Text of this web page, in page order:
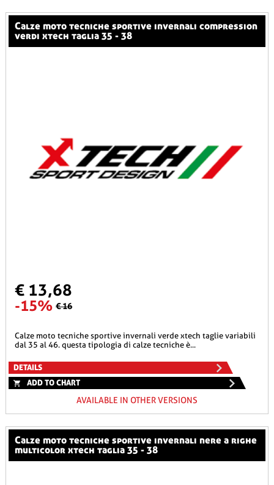
calze moto tecniche sportive invernali compression
verdi xtech taglia 35 - 38
€ 13,68
-15% € 16
calze moto tecniche sportive invernali verde xtech taglie variabili
dal 35 al 46. questa tipologia di calze tecniche è...
DETAILS
ADD TO CHART
AVAILABLE IN OTHER VERSIONS
calze moto tecniche sportive invernali nere a righe
multicolor xtech taglia 35 - 38